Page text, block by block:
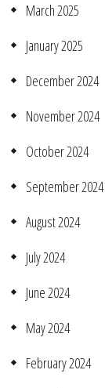
March 2025
January 2025
December 2024
November 2024
October 2024
September 2024
August 2024
July 2024
June 2024
May 2024
February 2024